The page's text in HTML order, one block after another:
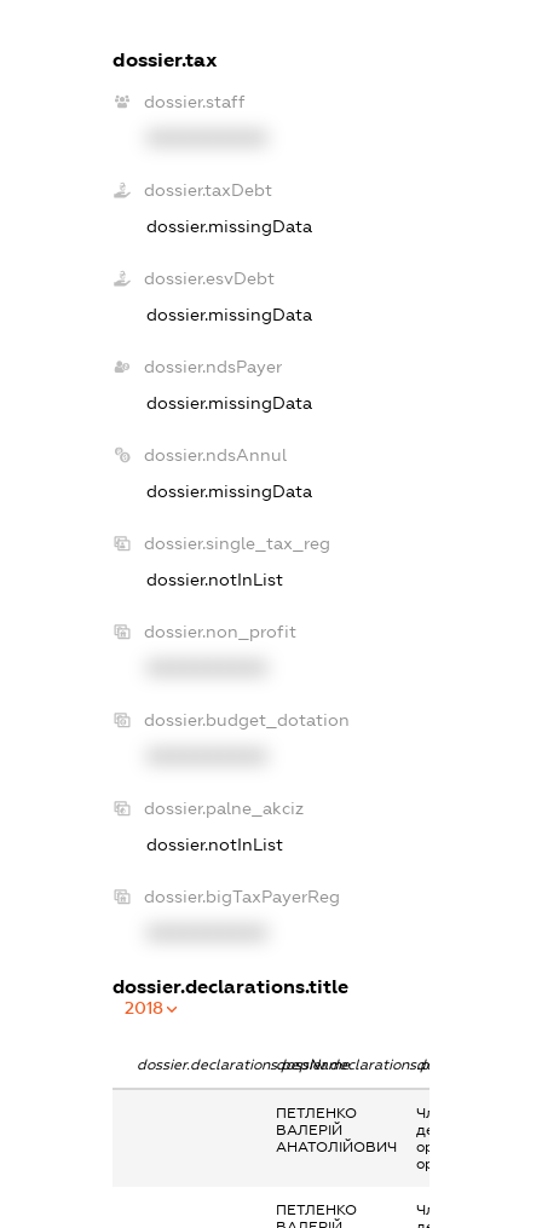
dossier.tax
dossier.staff
dossier.taxDebt
dossier.missingData
dossier.esvDebt
dossier.missingData
dossier.ndsPayer
dossier.missingData
dossier.ndsAnnul
dossier.missingData
dossier.single_tax_reg
dossier.notInList
dossier.non_profit
dossier.budget_dotation
dossier.palne_akciz
dossier.notInList
dossier.bigTaxPayerReg
dossier.declarations.title
2018
dossier.declarations.pepNamedossier.declarations.personName
ПЕТЛЕНКО
ВАЛЕРІЙ
АНАТОЛІЙОВИЧ
Членство
декларування в
організаціях та їх
органах
ПЕТЛЕНКО
Членство